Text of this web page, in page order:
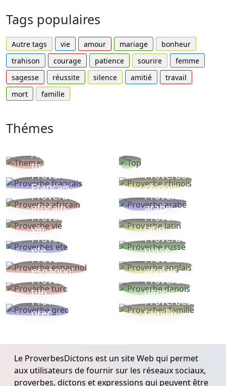
Tags populaires
Autre tags vie amour mariage
bonheur
trahison
courage patience sourire
femme
sagesse
réussite silence amitié
travail
mort
famille
Thémes
Autres
thèmes
Proverbe
Français
Proverbe
chinois
Proverbe
africain
Proverbe
arabe
Proverbe
vie
Proverbe
latin
Proverbes
ete
Proverbe
russe
Proverbe
espagnol
Proverbe
anglais
Proverbe
turc
Proverbe
danois
Proverbe
grec
Proverbes
famille
Le ProverbesDictons est un site Web qui permet
aux utilisateurs de fournir sur les réseaux sociaux,
proverbes, dictons et expressions qui peuvent être